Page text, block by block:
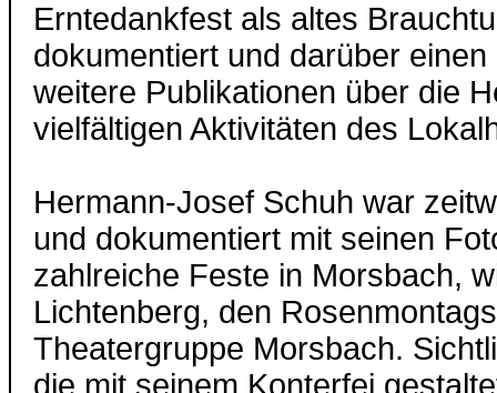
Erntedankfest als altes
dokumentiert und darüber
weitere Publikationen über die
vielfältigen Aktivitäten des
Hermann-Josef Schuh war
und dokumentiert mit seinen
zahlreiche Feste in Morsbach,
Lichtenberg, den
Theatergruppe Morsbach.
die mit seinem Konterfei